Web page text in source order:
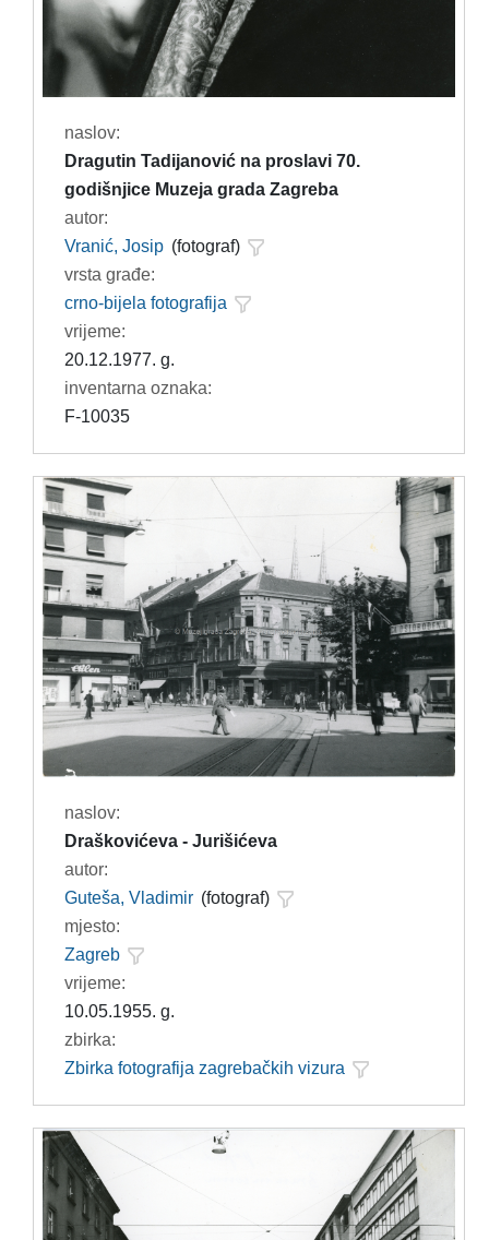
naslov:
Dragutin Tadijanović na proslavi 70.
godišnjice Muzeja grada Zagreba
autor:
Vranić, Josip (fotograf)
vrsta građe:
crno-bijela fotografija
vrijeme:
20.12.1977. g.
inventarna oznaka:
F-10035
naslov:
Draškovićeva - Jurišićeva
autor:
Guteša, Vladimir (fotograf)
mjesto:
Zagreb
vrijeme:
10.05.1955. g.
zbirka:
Zbirka fotografija zagrebačkih vizura